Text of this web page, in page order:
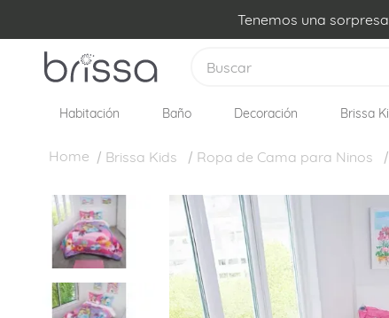
Tenemos una
Habitación Baño Decoración Brissa
Brissa Kids Ropa de Cama para Ninos
1. plumon
edredon
forro plumon
cojines
almohadas